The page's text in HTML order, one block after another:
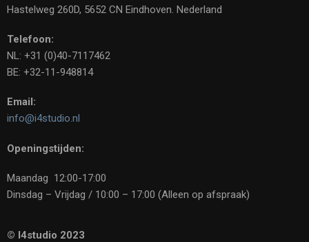
Hastelweg 260D, 5652 CN Eindhoven. Nederland
Telefoon:
NL: +31 (0)40-7117462
BE: +32-11-948814
Email:
info@i4studio.nl
Openingstijden:
Maandag 12:00-17:00
Dinsdag – Vrijdag / 10:00 – 17:00 (Alleen op afspraak)
© I4studio 2023